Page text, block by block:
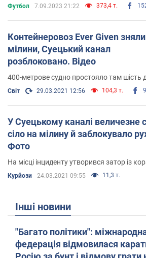
Футбол 7.09.2023 21:22 373,4 т.
Контейнеровоз Ever Given
мілини, Суецький канал
розблоковано. Відео
400-метрове судно простояло там шість
Світ 29.03.2021 12:56 104,3 т.
У Суецькому каналі величезне
сіло на мілину й заблокувало
Фото
На місці інциденту утворився затор із
Курйози 24.03.2021 09:55 11,3 т.
Інші новини
"Багато політики":
федерація відмовилася